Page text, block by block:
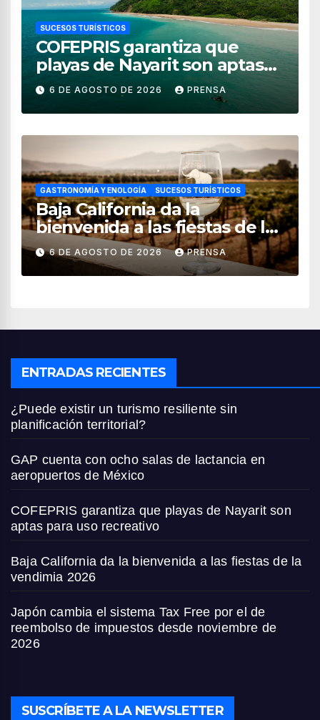
SUCESOS TURÍSTICOS
COFEPRIS garantiza que
playas de Nayarit son aptas
para uso recreativo
6 DE AGOSTO DE 2026 PRENSA
GASTRONOMÍA Y ENOLOGÍA SUCESOS TURÍSTICOS
Baja California da la
bienvenida a las fiestas de la
vendimia 2026
6 DE AGOSTO DE 2026 PRENSA
ENTRADAS RECIENTES
¿Puede existir un turismo resiliente sin
planificación territorial?
GAP cuenta con ocho salas de lactancia en
aeropuertos de México
COFEPRIS garantiza que playas de Nayarit son
aptas para uso recreativo
Baja California da la bienvenida a las fiestas de la
vendimia 2026
Japón cambia el sistema Tax Free por el de
reembolso de impuestos desde noviembre de
2026
SUSCRÍBETE A LA NEWSLETTER